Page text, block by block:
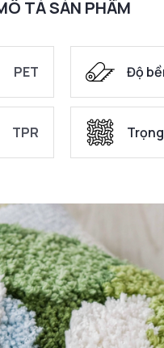
TẢ SẢN PHẨM
PET Độ
TPR